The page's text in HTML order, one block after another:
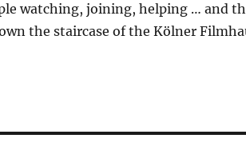
watching, joining, helping … and
the staircase of the Kölner